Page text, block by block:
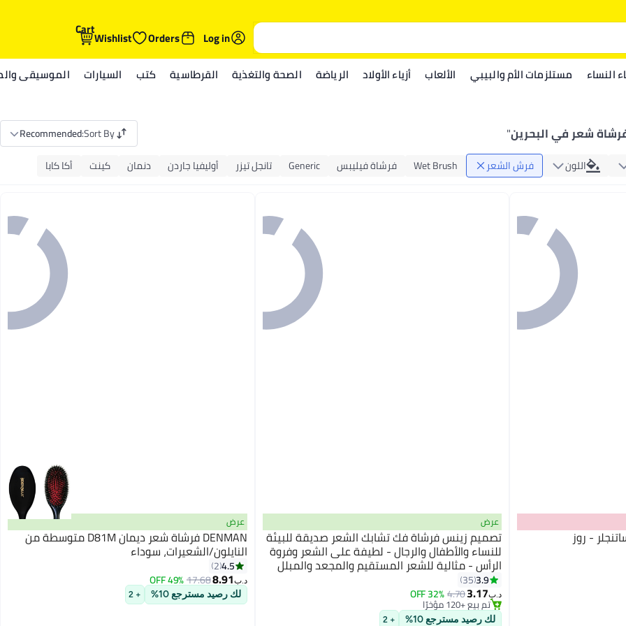
Log in
Orders
Wishlist
Cart
النساء مستلزمات الأم والبيبي الألعاب أزياء الأولاد الرياضة الصحة والتغذية القرطاسية كتب السيارات الموسيقى
شعر في البحرين"
Sort By
:
Recommended
اللون فرش الشعر Wet Brush فرشاة فيليبس Generic تانجل تيزر أوليفيا جاردن دنمان كينت أكا كابا
- روز
عرض
تصميم زينس فرشاة فك تشابك الشعر صديقة للبيئة
للنساء والأطفال والرجال - لطيفة على الشعر وفروة
الرأس - مثالية للشعر المستقيم والمجعد والمبلل
باللون البيج والوردي والأزرق والأسود
3.9
35
د.ب‏3.17
4.70
32% OFF
#3 في فرش الشعر
بتخلّص بسرعة
تم بيع +120 مؤخرًا
#3 في فرش الشعر
لك رصيد مسترجع 10% + 2
عرض
DENMAN فرشاة شعر ديمان D81M متوسطة من
النايلون/الشعيرات، سوداء
4.5
2
د.ب‏8.91
17.68
49% OFF
لك رصيد مسترجع 10% + 2